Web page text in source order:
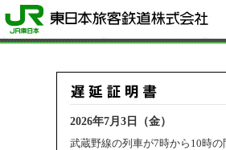
2026年7月3日（金）
武蔵野線の列車が7時から10時